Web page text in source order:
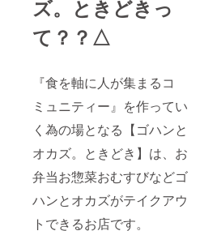
ズ。ときどきっ
て？？△
『食を軸に人が集まるコ
ミュニティー』を作ってい
く為の場となる【ゴハンと
オカズ。ときどき】は、お
弁当お惣菜おむすびなどゴ
ハンとオカズがテイクアウ
トできるお店です。